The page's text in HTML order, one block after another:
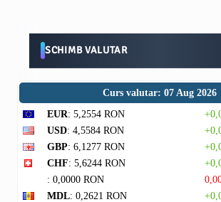
SCHIMB VALUTAR
Curs valutar: 07 Aug 2026
EUR: 5,2554 RON
USD: 4,5584 RON
GBP: 6,1277 RON
CHF: 5,6244 RON
: 0,0000 RON
MDL: 0,2621 RON